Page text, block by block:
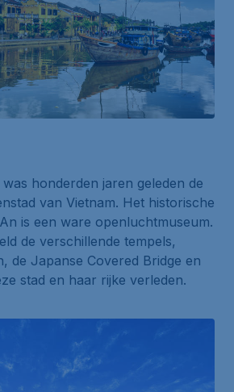
honderden jaren geleden de
van Vietnam. Het historische
is een ware openluchtmuseum.
de verschillende tempels,
de Japanse Covered Bridge en
stad en haar rijke verleden.